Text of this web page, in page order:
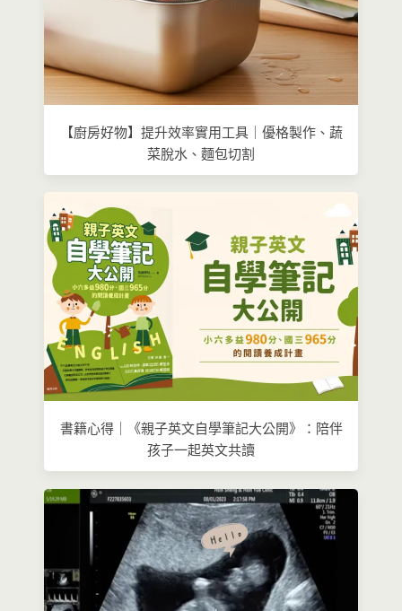
【廚房好物】提升效率實用工具｜優格製作、蔬
菜脫水、麵包切割
書籍心得｜《親子英文自學筆記大公開》：陪伴
孩子一起英文共讀